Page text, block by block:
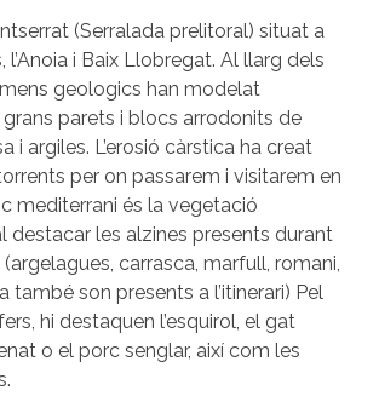
(Serralada prelitoral) situat a
l’Anoia i Baix Llobregat. Al llarg dels
geologics han modelat
parets i blocs arrodonits de
i argiles. L’erosió càrstica ha creat
per on passarem i visitarem en
mediterrani és la vegetació
destacar les alzines presents durant
carrasca, marfull, romani,
també son presents a l’itinerari) Pel
hi destaquen l’esquirol, el gat
o el porc senglar, així com les